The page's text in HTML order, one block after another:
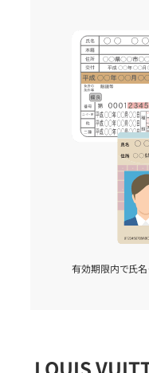
有効期限内で氏名